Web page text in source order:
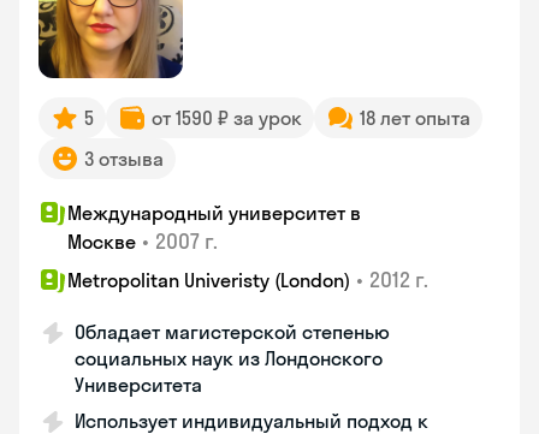
5 от 1590 ₽ за урок
18 лет опыта
3 отзыва
Международный университет в
Москве • 2007 г.
Metropolitan Univeristy (London) • 2012 г.
Обладает магистерской степенью
социальных наук из Лондонского
Университета
Использует индивидуальный подход к